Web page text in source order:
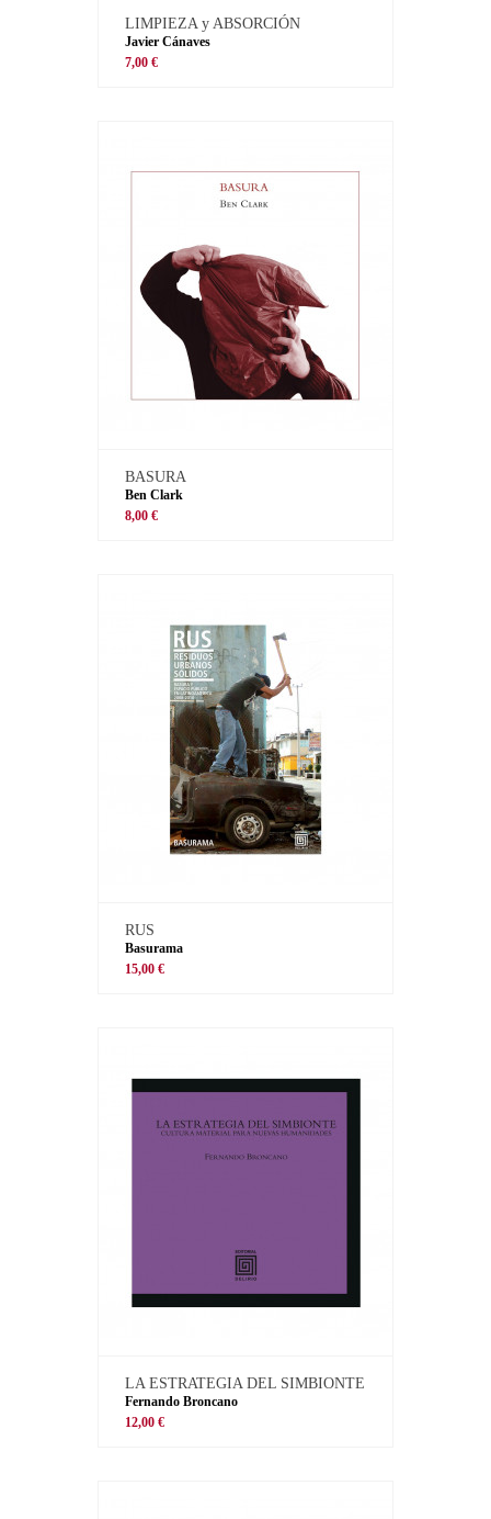
LIMPIEZA y ABSORCIÓN
Javier Cánaves
7,00 €
BASURA
Ben Clark
8,00 €
RUS
Basurama
15,00 €
LA ESTRATEGIA DEL SIMBIONTE
Fernando Broncano
12,00 €